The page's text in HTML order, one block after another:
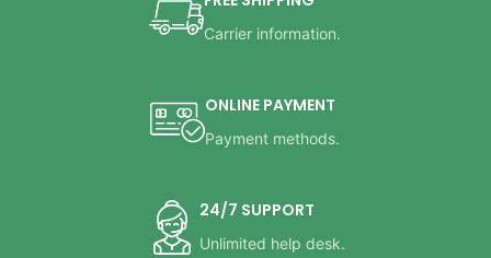
Carrier information.
ONLINE PAYMENT
Payment methods.
24/7 SUPPORT
Unlimited help desk.